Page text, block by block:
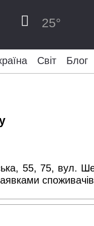
25°
Світ Блог
55, 75, вул.